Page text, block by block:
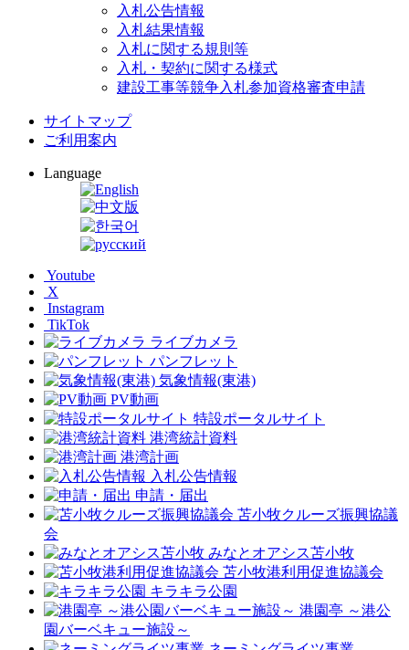
入札公告情報
入札結果情報
入札に関する規則等
入札・契約に関する様式
建設工事等競争入札参加資格審査申請
サイトマップ
ご利用案内
Language
Youtube
X
Instagram
TikTok
ライブカメラ
パンフレット
気象情報(東港)
PV動画
特設ポータルサイト
港湾統計資料
港湾計画
入札公告情報
申請・届出
苫小牧クルーズ振興協議
会
みなとオアシス苫小牧
苫小牧港利用促進協議会
キラキラ公園
港園亭 ～港公
園バーベキュー施設～